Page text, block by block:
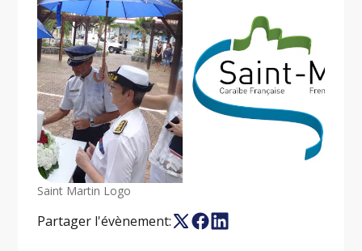
Saint Martin Logo
Partager l'évènement: